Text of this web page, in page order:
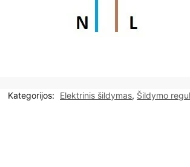
Kategorijos: Elektrinis šildymas, Šildymo